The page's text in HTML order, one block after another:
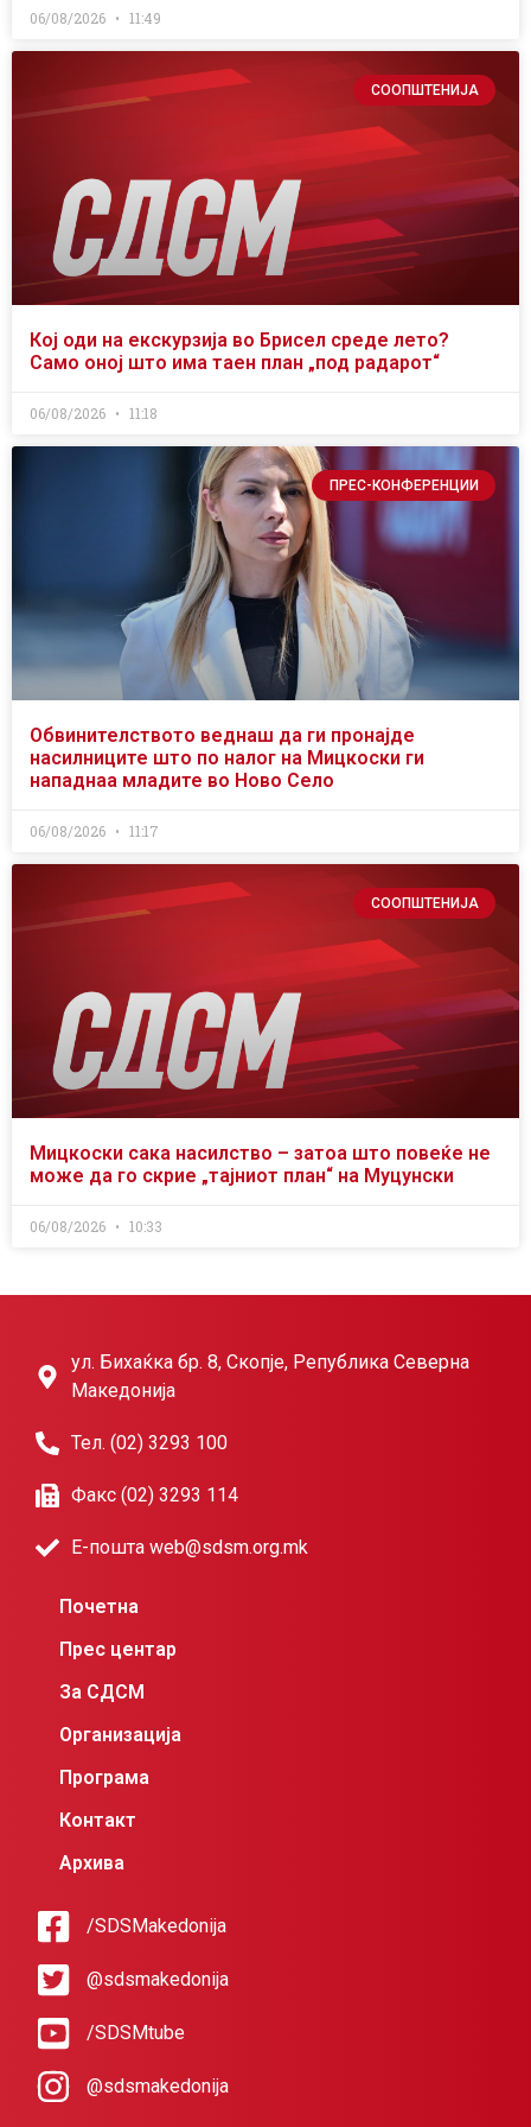
06/08/2026 11:49
СООПШТЕНИЈА
Кој оди на екскурзија во Брисел среде лето?
Само оној што има таен план „под радарот“
06/08/2026 11:18
ПРЕС-КОНФЕРЕНЦИИ
Обвинителството веднаш да ги пронајде
насилниците што по налог на Мицкоски ги
нападнаа младите во Ново Село
06/08/2026 11:17
СООПШТЕНИЈА
Мицкоски сака насилство – затоа што повеќе не
може да го скрие „тајниот план“ на Муцунски
06/08/2026 10:33
ул. Бихаќка бр. 8, Скопје, Република Северна
Македонија
Тел. (02) 3293 100
Факс (02) 3293 114
Е-пошта web@sdsm.org.mk
Почетна
Прес центар
За СДСМ
Организација
Програма
Контакт
Архива
/SDSMakedonija
@sdsmakedonija
/SDSMtube
@sdsmakedonija